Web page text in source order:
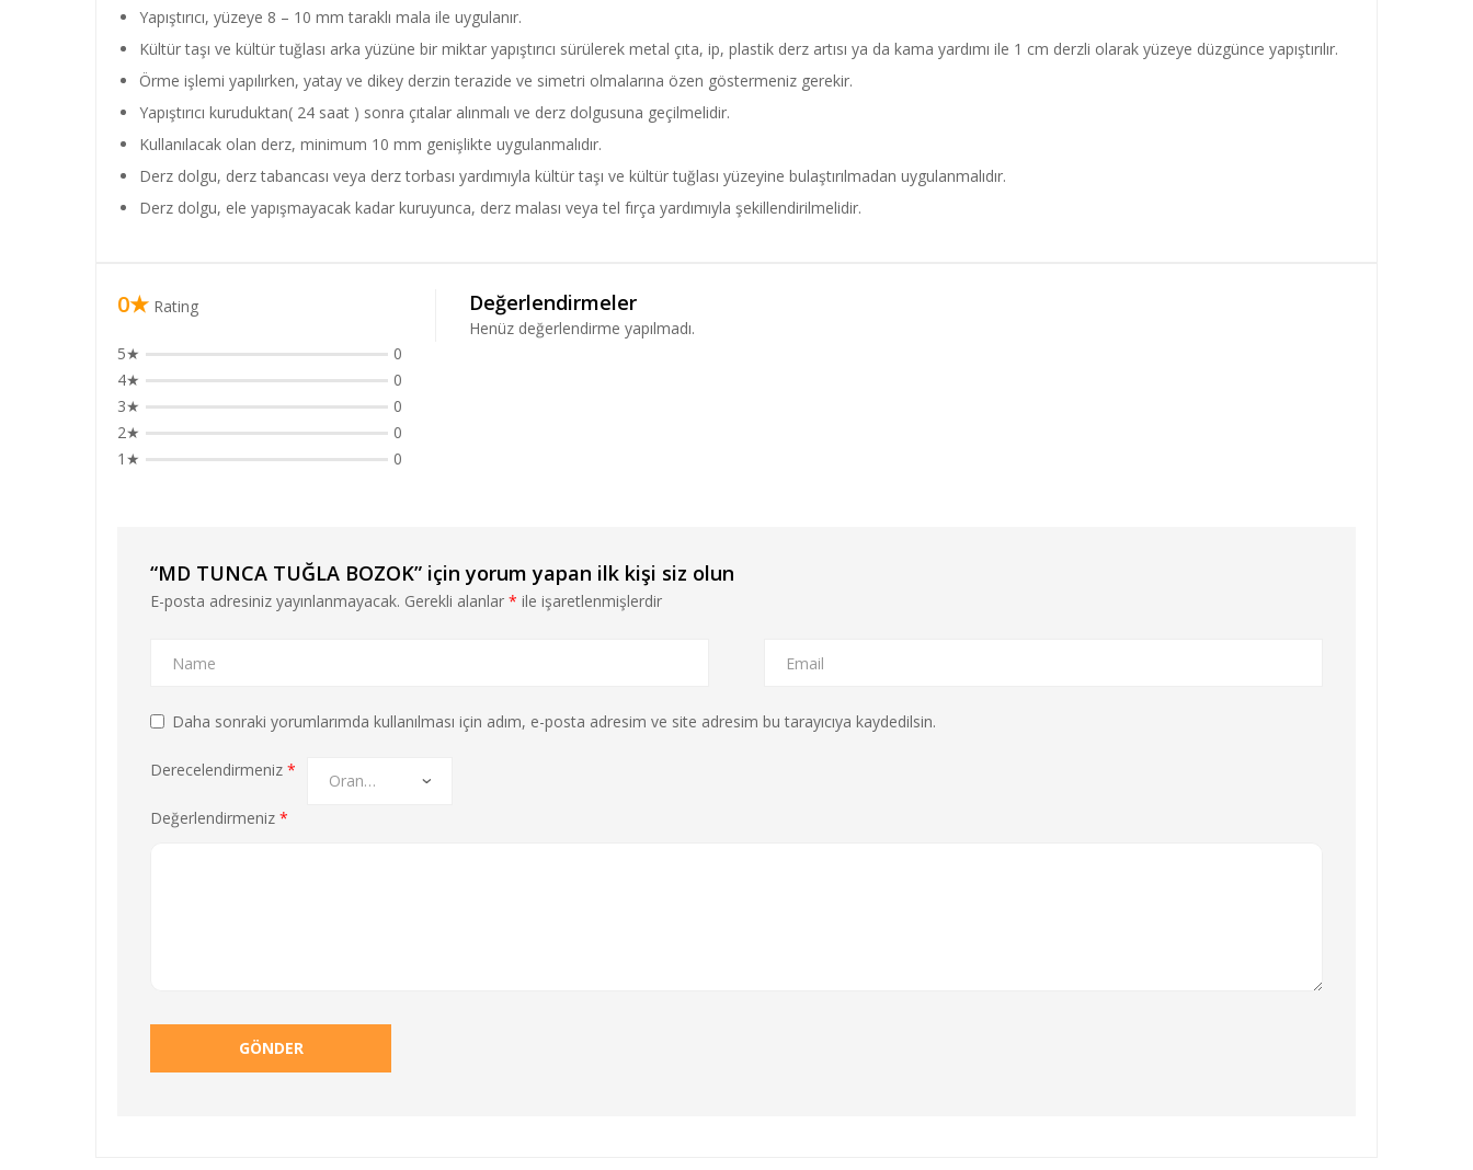
Yapıştırıcı, yüzeye 8 – 10 mm taraklı mala ile uygulanır.
Kültür taşı ve kültür tuğlası arka yüzüne bir miktar yapıştırıcı sürülerek metal çıta, ip, plastik derz artısı ya da kama yardımı ile 1 cm derzli olarak yüzeye düzgünce yapıştırılır.
Örme işlemi yapılırken, yatay ve dikey derzin terazide ve simetri olmalarına özen göstermeniz gerekir.
Yapıştırıcı kuruduktan( 24 saat ) sonra çıtalar alınmalı ve derz dolgusuna geçilmelidir.
Kullanılacak olan derz, minimum 10 mm genişlikte uygulanmalıdır.
Derz dolgu, derz tabancası veya derz torbası yardımıyla kültür taşı ve kültür tuğlası yüzeyine bulaştırılmadan uygulanmalıdır.
Derz dolgu, ele yapışmayacak kadar kuruyunca, derz malası veya tel fırça yardımıyla şekillendirilmelidir.
0★ Rating
5★
0
4★
0
3★
0
2★
0
1★
0
Değerlendirmeler
Henüz değerlendirme yapılmadı.
“MD TUNCA TUĞLA BOZOK” için yorum yapan ilk kişi siz olun
E-posta adresiniz yayınlanmayacak. Gerekli alanlar * ile işaretlenmişlerdir
Daha sonraki yorumlarımda kullanılması için adım, e-posta adresim ve site adresim bu tarayıcıya kaydedilsin.
Derecelendirmeniz *
Değerlendirmeniz *